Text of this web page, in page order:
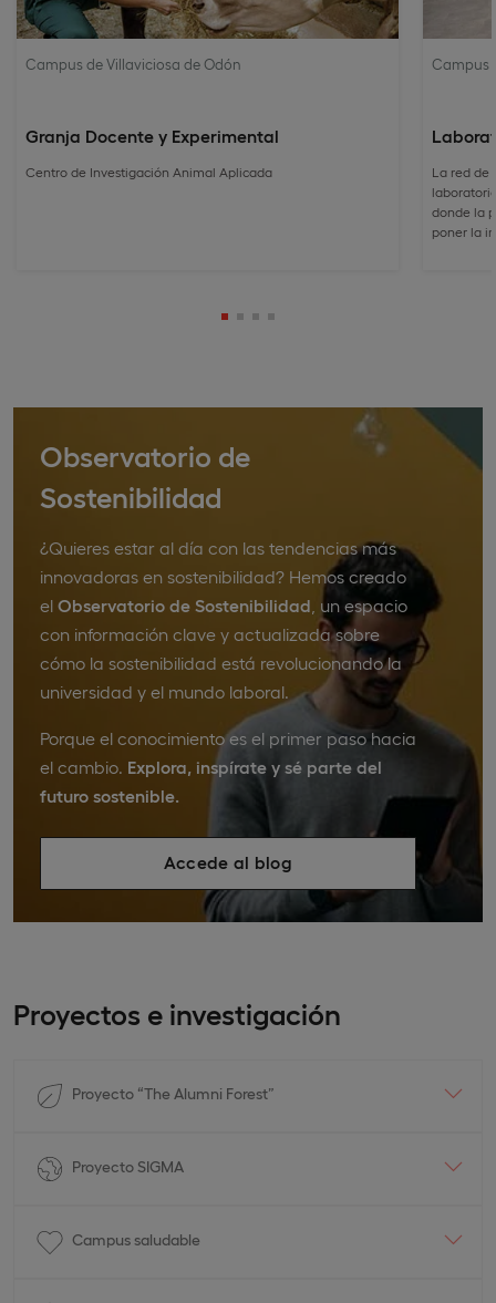
Campus de Villaviciosa de Odón
Granja Docente y Experimental
Centro de Investigación Animal Aplicada
Campus
La red de
donde la
poner la
Observatorio de
Sostenibilidad
¿Quieres estar al día con las tendencias más
innovadoras en sostenibilidad? Hemos creado
el Observatorio de Sostenibilidad , un espacio
con información clave y actualizada sobre
cómo la sostenibilidad está revolucionando la
universidad y el mundo laboral.
Porque el conocimiento es el primer paso hacia
el cambio. Explora, inspírate y sé parte del
futuro sostenible.
Accede al blog
Proyectos e investigación
Proyecto “The Alumni Forest”
Proyecto SIGMA
Campus saludable